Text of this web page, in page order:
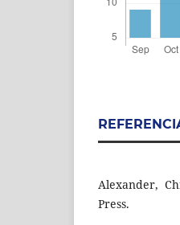
Alexander,
Press.